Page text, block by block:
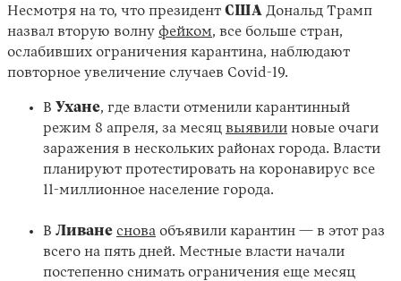
Несмотря на то, что президент США Дональд Трамп
назвал вторую волну фейком, все больше стран,
ослабивших ограничения карантина, наблюдают
повторное увеличение случаев Covid-19.
В Ухане, где власти отменили карантинный
режим 8 апреля, за месяц выявили новые очаги
заражения в нескольких районах города. Власти
планируют протестировать на коронавирус все
11-миллионное население города.
В Ливане снова объявили карантин — в этот раз
всего на пять дней. Местные власти начали
постепенно снимать ограничения еще месяц